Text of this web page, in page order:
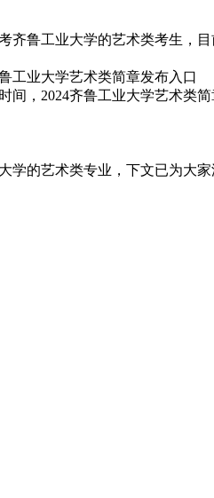
鲁工业大学的艺术类考生，
间，2024齐鲁工业大学艺术类
的艺术类专业，下文已为大